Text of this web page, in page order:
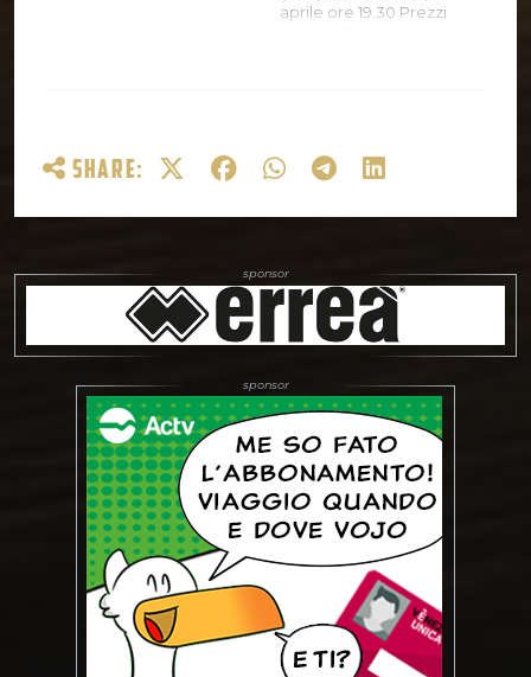
aprile ore 19.30 Prezzi
autorizzati, lista QUI –
partnership con l’azienda
continuerà ad essere
attivo il servizio navetta da
Piazzale Roma al Palasport
Taliercio prima della
inverso al termine
dell’incontro. E’ dunque
confermata…
SHARE: